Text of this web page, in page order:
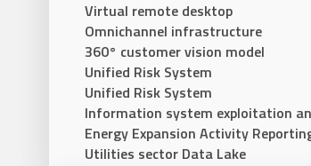
Virtual remote desktop
Omnichannel infrastructure
360° customer vision model
Unified Risk System
Unified Risk System
Information system exploitation
Energy Expansion Activity
Utilities sector Data Lake